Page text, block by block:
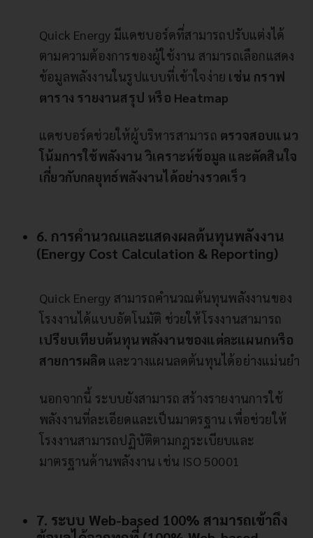
Quick Energy มีแดชบอร์ดที่สามารถปรับแต่งได้
ตามความต้องการของผู้ใช้งาน สามารถเลือกแสดง
ข้อมูลพลังงานในรูปแบบที่เข้าใจง่าย เช่น กราฟ
ตาราง รายงานสรุป หรือ Heatmap
แดชบอร์ดช่วยให้ผู้บริหารสามารถ ตรวจสอบแนว
โน้มการใช้พลังงาน วิเคราะห์ข้อมูล และตัดสินใจ
เกี่ยวกับกลยุทธ์พลังงานได้อย่างรวดเร็ว
6. การคำนวณและแสดงผลต้นทุนพลังงาน
(Energy Cost Calculation & Reporting)
Quick Energy สามารถคำนวณต้นทุนพลังงานของ
โรงงานได้แบบอัตโนมัติ ช่วยให้โรงงานสามารถ
เปรียบเทียบต้นทุนพลังงานของแต่ละแผนกหรือ
สายการผลิต และวางแผนลดต้นทุนได้อย่างแม่นยำ
นอกจากนี้ ระบบยังสามารถ สร้างรายงานการใช้
พลังงานที่ละเอียดและเป็นมาตรฐาน เพื่อช่วยให้
โรงงานสามารถปฏิบัติตามกฎระเบียบและ
มาตรฐานด้านพลังงาน เช่น ISO 50001
7. ระบบ Web-based 100% สามารถเข้าถึง